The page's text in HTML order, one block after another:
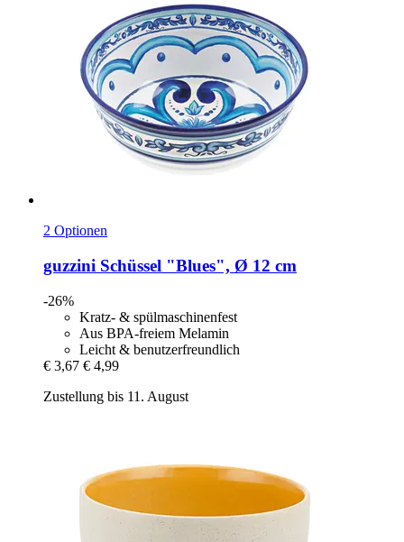
2 Optionen
guzzini Schüssel "Blues", Ø 12 cm
-26%
Kratz- & spülmaschinenfest
Aus BPA-freiem Melamin
Leicht & benutzerfreundlich
€ 3,67 € 4,99
Zustellung bis 11. August